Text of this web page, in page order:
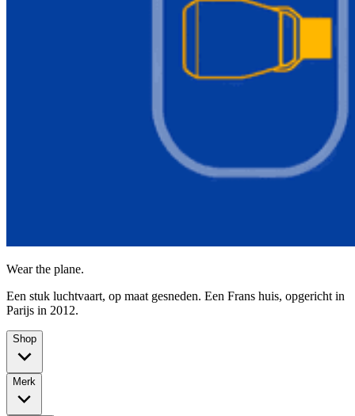
Wear the plane.
Een stuk luchtvaart, op maat gesneden. Een Frans huis, opgericht in
Parijs in 2012.
Shop
Merk